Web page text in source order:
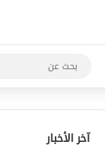
آخر الأخبار